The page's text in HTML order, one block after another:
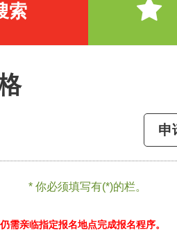
索
申
* 你必须填写有(*)的栏。
需亲临指定报名地点完成报名程序。